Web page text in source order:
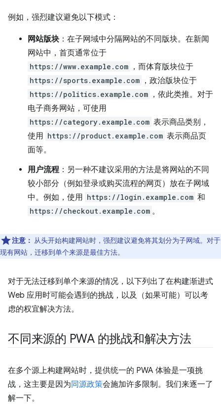
例如，强烈建议避免以下模式：
网站版块 ：在子网域中分隔网站的不同版块。在新闻
网站中，首页通常位于
https://www.example.com ，而体育版块位于
https://sports.example.com ，政治版块位于
https://politics.example.com ，依此类推。对于
电子商务网站，可使用
https://category.example.com 表示商品类别，
使用 https://product.example.com 表示商品页
面等。
用户流程：另一种不建议采用的方法是将网站的不同
较小部分（例如登录或购买流程的网页）放在子网域
中。例如，使用 https://login.example.com 和
https://checkout.example.com 。
注意： 从头开始构建网站时，强烈建议避免将其划分为子网域。对于
现有网站，迁移到单个来源是最佳方法。
对于无法迁移到单个来源的情况，以下列出了在构建渐进式
Web 应用时可能会遇到的挑战，以及（如果可能）可以考
虑的权宜解决方法。
不同来源的 PWA 的挑战和解决方法
在多个源上构建网站时，提供统一的 PWA 体验是一项挑
战，这主要是因为同源政策会施加许多限制。我们来逐一了
解一下。